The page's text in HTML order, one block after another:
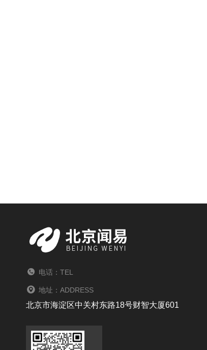
电话：TEL
地址：ADDRESS
北京市海淀区中关村东路18号财智大厦601